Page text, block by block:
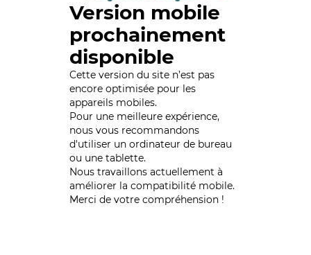
Version mobile
prochainement
disponible
Cette version du site n’est pas
encore optimisée pour les
appareils mobiles.
Pour une meilleure expérience,
nous vous recommandons
d'utiliser un ordinateur de bureau
ou une tablette.
Nous travaillons actuellement à
améliorer la compatibilité mobile.
Merci de votre compréhension !